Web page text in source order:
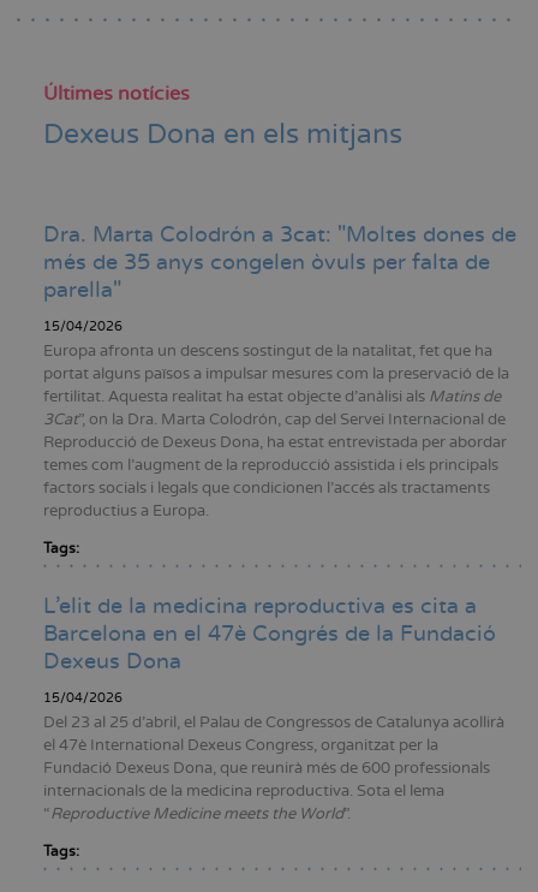
Últimes notícies
Dexeus Dona en els mitjans
Dra. Marta Colodrón a 3cat: "Moltes dones de
més de 35 anys congelen òvuls per falta de
parella"
15/04/2026
Europa afronta un descens sostingut de la natalitat, fet que ha
portat alguns països a impulsar mesures com la preservació de la
fertilitat. Aquesta realitat ha estat objecte d’anàlisi als Matins de
3Cat”, on la Dra. Marta Colodrón, cap del Servei Internacional de
Reproducció de Dexeus Dona, ha estat entrevistada per abordar
temes com l’augment de la reproducció assistida i els principals
factors socials i legals que condicionen l’accés als tractaments
reproductius a Europa.
Tags:
L’elit de la medicina reproductiva es cita a
Barcelona en el 47è Congrés de la Fundació
Dexeus Dona
15/04/2026
Del 23 al 25 d’abril, el Palau de Congressos de Catalunya acollirà
el 47è International Dexeus Congress, organitzat per la
Fundació Dexeus Dona, que reunirà més de 600 professionals
internacionals de la medicina reproductiva. Sota el lema
“Reproductive Medicine meets the World”.
Tags: